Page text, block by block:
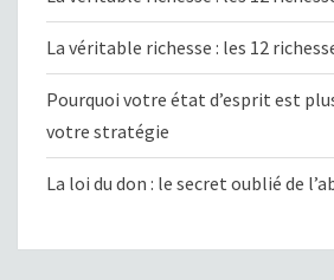
La véritable richesse : les 12
Pourquoi votre état d’esprit est
votre stratégie
La loi du don : le secret oublié de